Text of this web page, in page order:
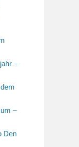
–
–
Den